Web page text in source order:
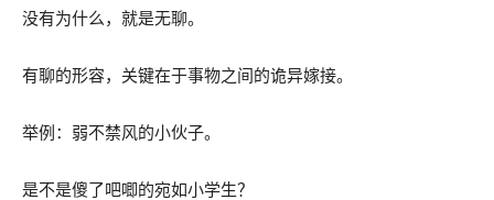
没有为什么，就是无聊。
有聊的形容，关键在于事物之间的诡异嫁接。
举例：弱不禁风的小伙子。
是不是傻了吧唧的宛如小学生？